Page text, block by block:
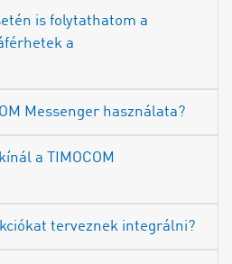
is folytathatom a
a
Messenger használata?
a TIMOCOM
terveznek integrálni?